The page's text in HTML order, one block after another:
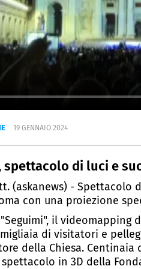
19 GENNAIO 2024
spettacolo di luci e
(askanews) - Spettacolo
con una proiezione
il videomapping
di visitatori e
della Chiesa.
in 3D della